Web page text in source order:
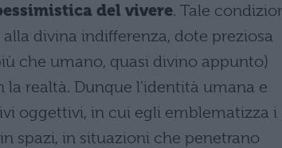
del vivere. Tale
divina indifferenza, dote preziosa
che umano, quasi divino appunto)
realtà. Dunque l’identità umana e
oggettivi, in cui egli emblematizza i
spazi, in situazioni che penetrano